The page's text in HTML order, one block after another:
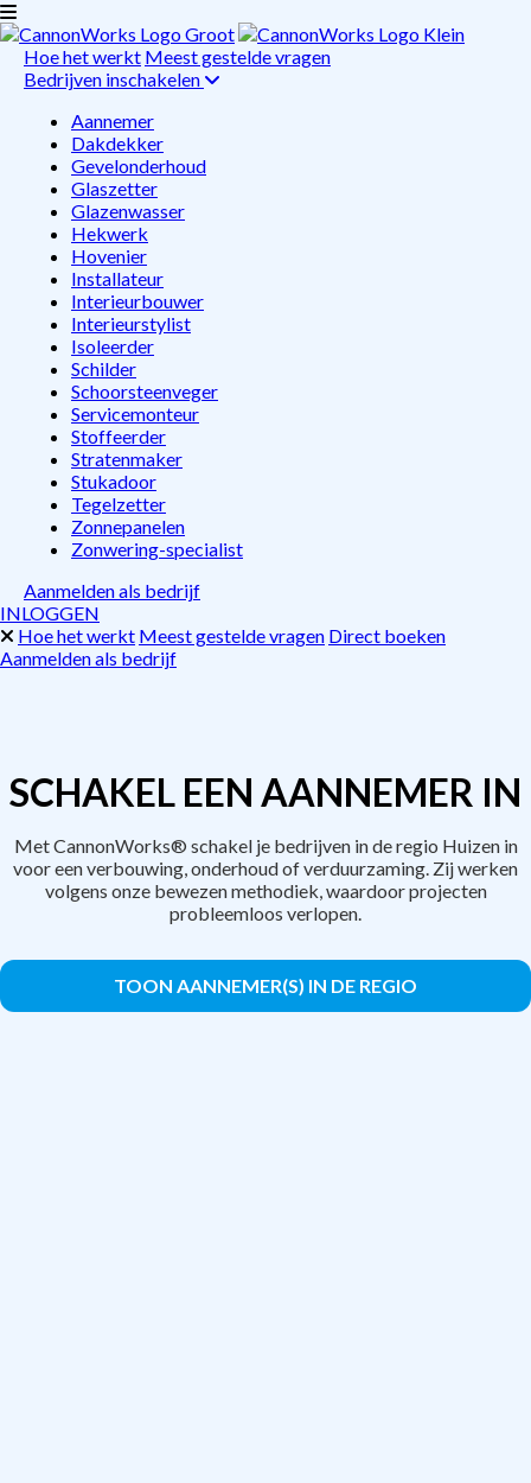
Hoe het werkt Meest gestelde vragen
Bedrijven inschakelen
Aannemer
Dakdekker
Gevelonderhoud
Glaszetter
Glazenwasser
Hekwerk
Hovenier
Installateur
Interieurbouwer
Interieurstylist
Isoleerder
Schilder
Schoorsteenveger
Servicemonteur
Stoffeerder
Stratenmaker
Stukadoor
Tegelzetter
Zonnepanelen
Zonwering-specialist
Aanmelden als bedrijf
INLOGGEN
Hoe het werkt Meest gestelde vragen Direct boeken
Aanmelden als bedrijf
SCHAKEL EEN AANNEMER IN
Met CannonWorks® schakel je bedrijven in de regio Huizen in
voor een verbouwing, onderhoud of verduurzaming. Zij werken
volgens onze bewezen methodiek, waardoor projecten
probleemloos verlopen.
TOON AANNEMER(S) IN DE REGIO